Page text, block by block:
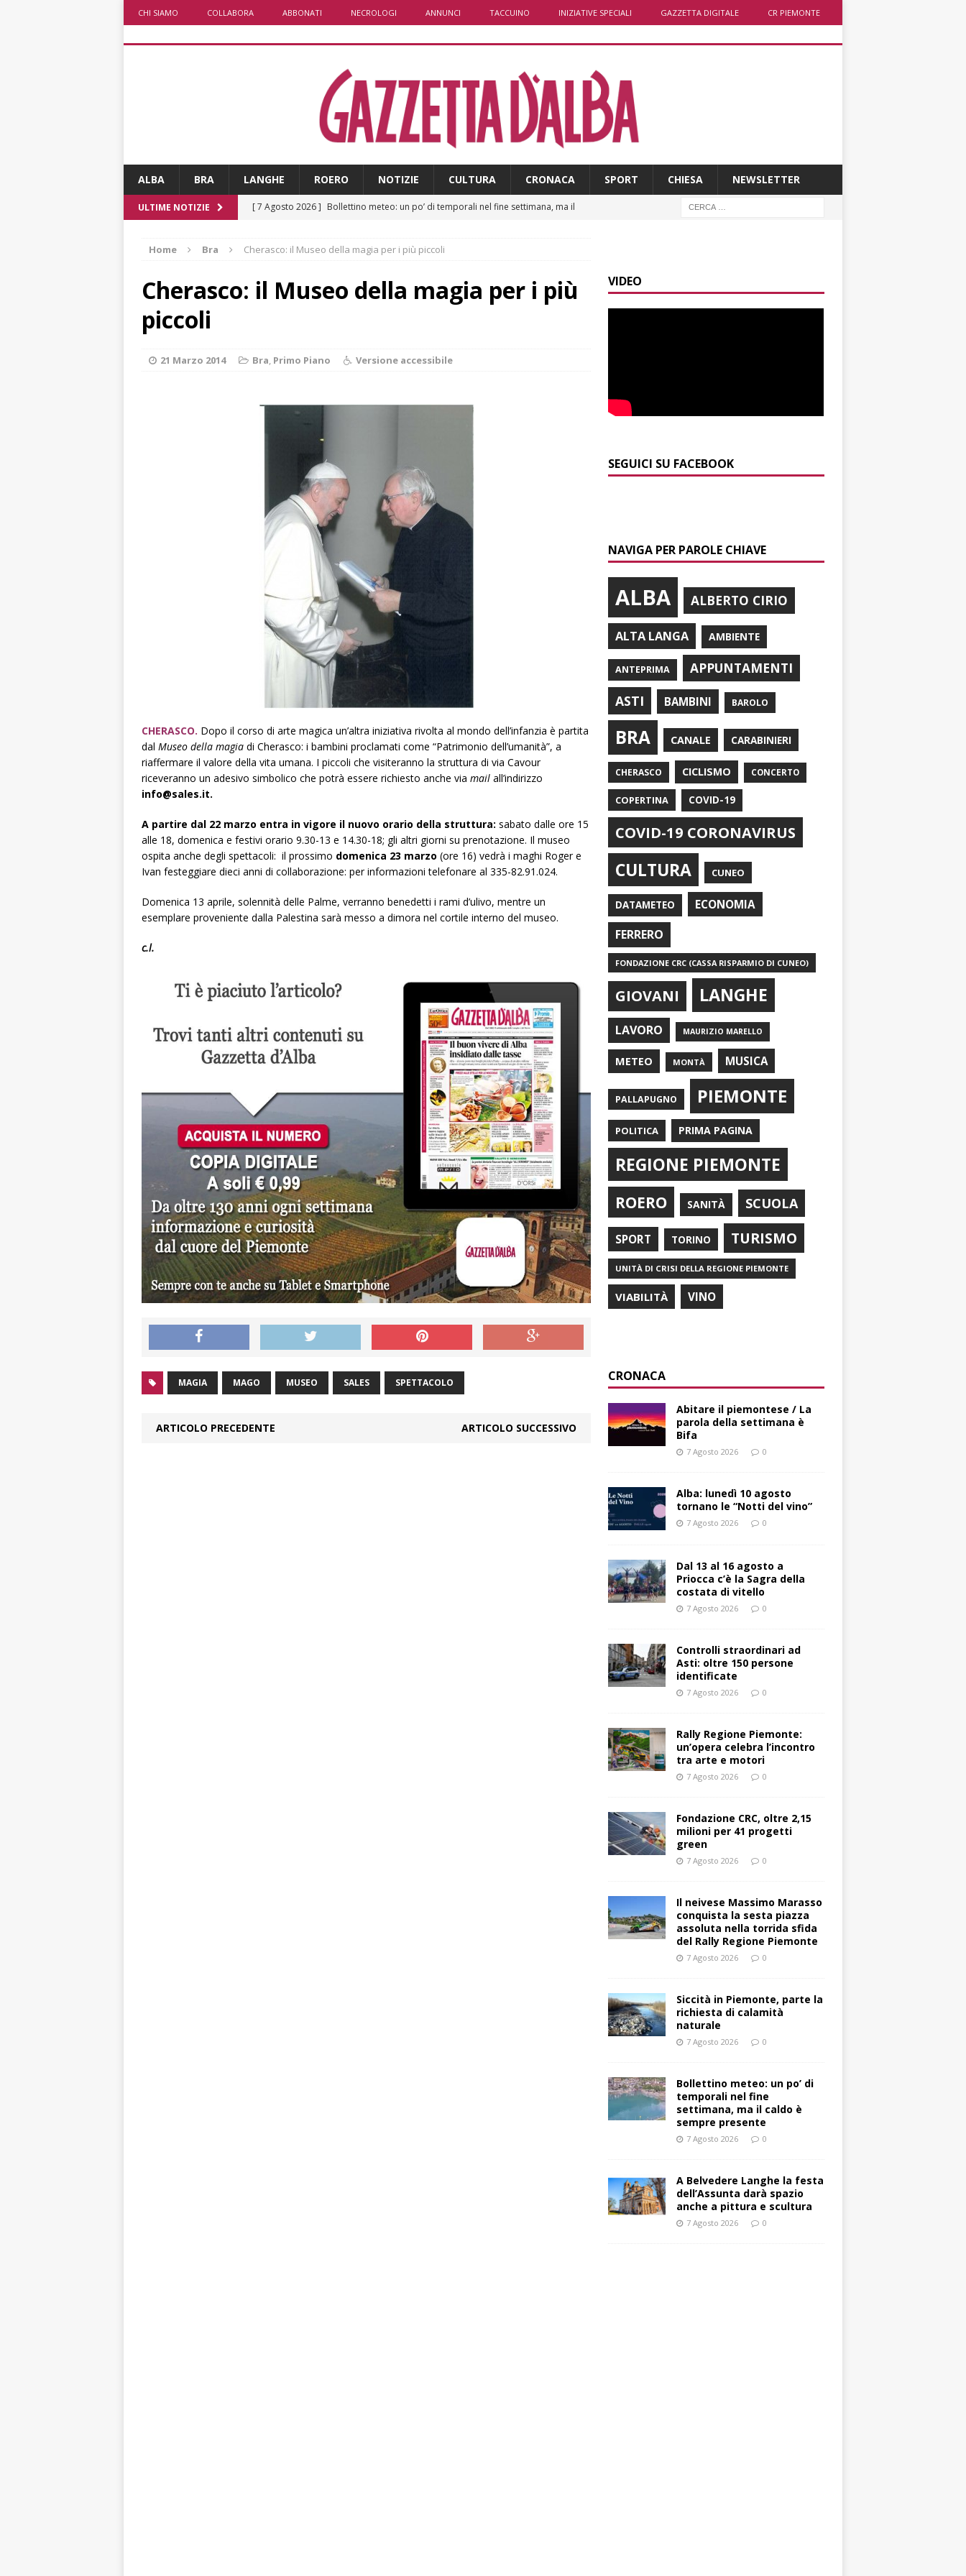
CHI SIAMO COLLABORA ABBONATI NECROLOGI ANNUNCI TACCUINO INIZIATIVE SPECIALI GAZZETTA DIGITALE CR PIEMONTE
ALBA BRA LANGHE ROERO NOTIZIE CULTURA CRONACA SPORT CHIESA NEWSLETTER
ULTIME NOTIZIE [ 7 Agosto 2026 ] Bollettino meteo: un po’ di temporali nel fine settimana, ma il
[ 7 Agosto 2026 ] A Belvedere Langhe la festa dell’Assunta darà spazio anche a
pittura e scultura
LANGHE
Agosto in collina, le pagine da sfogliare
Dal 13 al 16 agosto a Priocca c’è la Sagra della costata di
[ 7 Agosto 2026 ] Controlli straordinari ad Asti: oltre 150 persone identificate
ALTRE NOTIZIE
[ 7 Agosto 2026 ]
Siccità in Piemonte, parte la richiesta di calamità naturale
CRONACA
Home Bra Cherasco: il Museo della magia per i più piccoli
Cherasco: il Museo della magia per i più
piccoli
21 Marzo 2014 Bra, Primo Piano Versione accessibile
CHERASCO. Dopo il corso di arte magica un’altra iniziativa rivolta al mondo dell’infanzia è partita
dal Museo della magia di Cherasco: i bambini proclamati come “Patrimonio dell’umanità”, a
riaffermare il valore della vita umana. I piccoli che visiteranno la struttura di via Cavour
riceveranno un adesivo simbolico che potrà essere richiesto anche via mail all’indirizzo
info@sales.it.
A partire dal 22 marzo entra in vigore il nuovo orario della struttura: sabato dalle ore 15
alle 18, domenica e festivi orario 9.30-13 e 14.30-18; gli altri giorni su prenotazione. Il museo
ospita anche degli spettacoli: il prossimo domenica 23 marzo (ore 16) vedrà i maghi Roger e
Ivan festeggiare dieci anni di collaborazione: per informazioni telefonare al 335-82.91.024.
Domenica 13 aprile, solennità delle Palme, verranno benedetti i rami d’ulivo, mentre un
esemplare proveniente dalla Palestina sarà messo a dimora nel cortile interno del museo.
c.l.
MAGIA MAGO MUSEO SALES SPETTACOLO
ARTICOLO PRECEDENTE ARTICOLO SUCCESSIVO
VIDEO
SEGUICI SU FACEBOOK
NAVIGA PER PAROLE CHIAVE
ALBA ALBERTO CIRIO
ALTA LANGA AMBIENTE
ANTEPRIMA
APPUNTAMENTI
ASTI
BAMBINI BAROLO
BRA CANALE CARABINIERI
CHERASCO CICLISMO CONCERTO
COPERTINA COVID-19
COVID-19 CORONAVIRUS
CULTURA CUNEO
DATAMETEO ECONOMIA
FERRERO
FONDAZIONE CRC (CASSA RISPARMIO DI CUNEO)
GIOVANI LANGHE
LAVORO MAURIZIO MARELLO
METEO MONTÀ MUSICA
PALLAPUGNO PIEMONTE
POLITICA PRIMA PAGINA
REGIONE PIEMONTE
ROERO SANITÀ SCUOLA
SPORT TORINO TURISMO
UNITÀ DI CRISI DELLA REGIONE PIEMONTE
VIABILITÀ VINO
CRONACA
Abitare il piemontese / La
parola della settimana è
Bifa
7 Agosto 2026 0
Alba: lunedì 10 agosto
tornano le “Notti del vino”
7 Agosto 2026 0
Dal 13 al 16 agosto a
Priocca c’è la Sagra della
costata di vitello
7 Agosto 2026 0
Controlli straordinari ad
Asti: oltre 150 persone
identificate
7 Agosto 2026 0
Rally Regione Piemonte:
un’opera celebra l’incontro
tra arte e motori
7 Agosto 2026 0
Fondazione CRC, oltre 2,15
milioni per 41 progetti
green
7 Agosto 2026 0
Il neivese Massimo Marasso
conquista la sesta piazza
assoluta nella torrida sfida
del Rally Regione Piemonte
7 Agosto 2026 0
Siccità in Piemonte, parte la
richiesta di calamità
naturale
7 Agosto 2026 0
Bollettino meteo: un po’ di
temporali nel fine
settimana, ma il caldo è
sempre presente
7 Agosto 2026 0
A Belvedere Langhe la festa
dell’Assunta darà spazio
anche a pittura e scultura
7 Agosto 2026 0